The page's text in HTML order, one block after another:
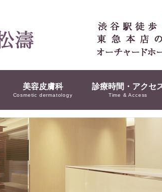
美容皮膚科
Cosmetic dermatology
診療時間・アクセ
Time & Access